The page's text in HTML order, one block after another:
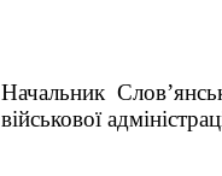
Начальник
військової